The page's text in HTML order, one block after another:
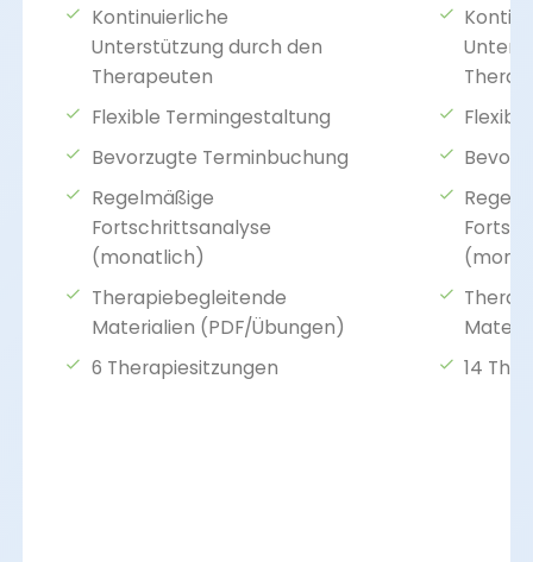
Kontinuierliche
Unterstützung durch den
Therapeuten
Flexible Termingestaltung
Bevorzugte Terminbuchung
Regelmäßige
Fortschrittsanalyse
(monatlich)
Therapiebegleitende
Materialien (PDF/Übungen)
6 Therapiesitzungen
14